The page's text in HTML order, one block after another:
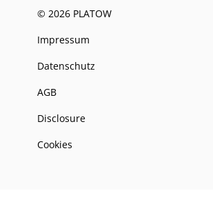
© 2026 PLATOW
Impressum
Datenschutz
AGB
Disclosure
Cookies